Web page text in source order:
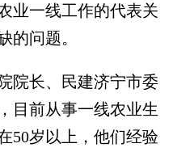
业一线工作的代表关
的问题。
长、民建济宁市委
目前从事一线农业生
50岁以上，他们经验